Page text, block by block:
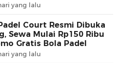
yang lalu
Court Resmi Dibuka
Sewa Mulai Rp150 Ribu
Gratis Bola Padel
yang lalu